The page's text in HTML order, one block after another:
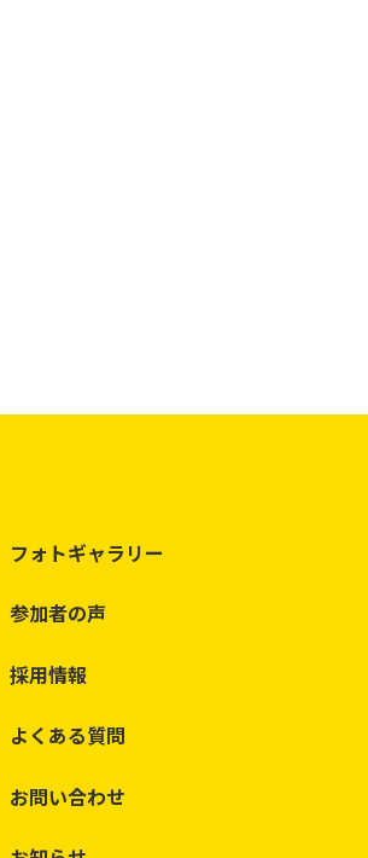
フォトギャラリー
参加者の声
採用情報
よくある質問
お問い合わせ